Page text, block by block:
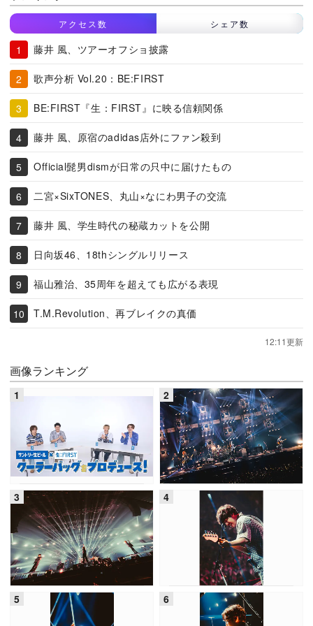
アクセス数 シェア数
藤井 風、ツアーオフショ披露
歌声分析 Vol.20：BE:FIRST
BE:FIRST『生：FIRST』に映る信頼関係
藤井 風、原宿のadidas店外にファン殺到
Official髭男dismが日常の只中に届けたもの
二宮×SixTONES、丸山×なにわ男子の交流
藤井 風、学生時代の秘蔵カットを公開
日向坂46、18thシングルリリース
福山雅治、35周年を超えても広がる表現
T.M.Revolution、再ブレイクの真価
12:11更新
画像ランキング